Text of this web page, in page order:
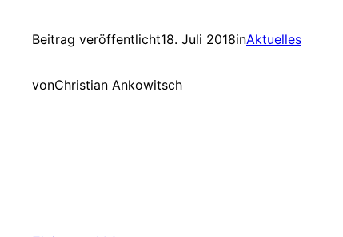
Beitrag veröffentlicht18. Juli 2018inAktuelles
vonChristian Ankowitsch